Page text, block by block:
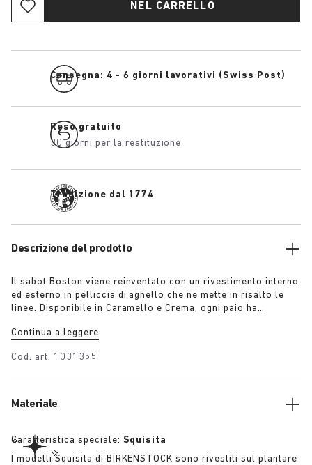
NEL CARRELLO
Consegna: 4 - 6 giorni lavorativi (Swiss Post)
Reso gratuito
30 giorni per la restituzione
Tradizione dal 1774
Descrizione del prodotto
Il sabot Boston viene reinventato con un rivestimento interno
ed esterno in pelliccia di agnello che ne mette in risalto le
linee. Disponibile in Caramello e Crema, ogni paio ha
plantare BIRKENSTOCK e rivestito con la stessa pelliccia di
scamosciata abbinata alla tomaia, questi sabot uniscono uno
Continua a leggere
Cod. art. 1031355
Materiale
Caratteristica speciale: Squisita
I modelli Squisita di BIRKENSTOCK sono rivestiti sul plantare